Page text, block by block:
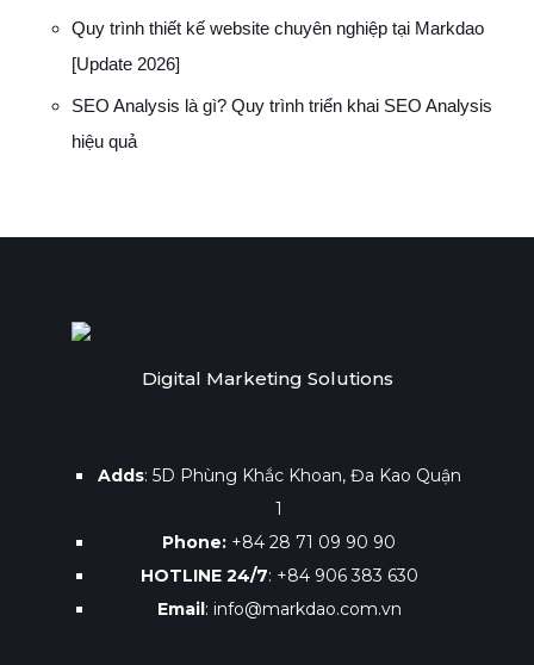
Quy trình thiết kế website chuyên nghiệp tại Markdao
[Update 2026]
SEO Analysis là gì? Quy trình triển khai SEO Analysis
hiệu quả
Digital Marketing Solutions
Adds: 5D Phùng Khắc Khoan, Đa Kao Quận
1
Phone: +84 28 71 09 90 90
HOTLINE 24/7: +84 906 383 630
Email: info@markdao.com.vn